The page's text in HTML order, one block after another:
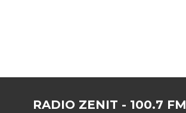
RADIO ZENIT - 100.7 FM